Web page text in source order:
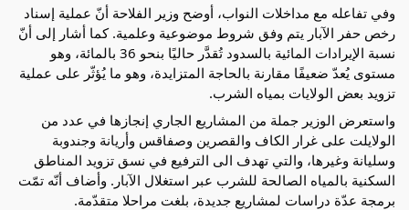
وفي تفاعله مع مداخلات النواب، أوضح وزير الفلاحة أنّ عملية إسناد
رخص حفر الآبار يتم وفق شروط موضوعية وعلمية. كما أشار إلى أنّ
نسبة الإيرادات المائية بالسدود تُقدَّر حاليًا بنحو 36 بالمائة، وهو
مستوى يُعدّ ضعيفًا مقارنة بالحاجة المتزايدة، وهو ما يُؤثّر على عملية
تزويد بعض الولايات بمياه الشرب.
واستعرض الوزير جملة من المشاريع الجاري إنجازها في عدد من
الولايلت على غرار الكاف والقصرين وصفاقس وأريانة وجندوبة
وسليانة وغيرها، والتي تهدف الى الترفيع في نسق تزويد المناطق
السكنية بالمياه الصالحة للشرب عبر استغلال الآبار. وأضاف أنّه تمّت
برمجة عدّة دراسات لمشاريع جديدة، بلغت مراحلا متقدّمة.